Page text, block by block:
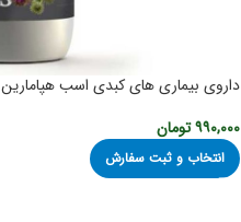
داروی بیماری های کبدی اسب هپامارین
۹۹۰,۰۰۰تومان
انتخاب و ثبت سفارش